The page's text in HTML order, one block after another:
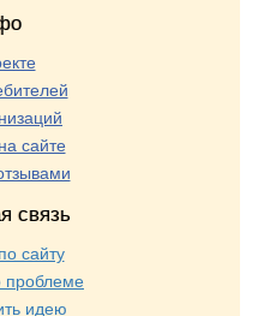
сайте
связь
сайту
проблеме
идею